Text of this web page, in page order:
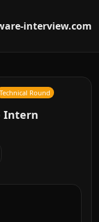
interview.com
Technical Round
Intern